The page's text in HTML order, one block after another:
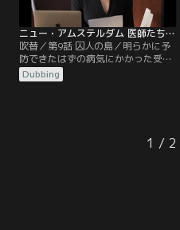
ニュー・アムステルダム 医師たちのカルテ シーズン2 第09話／吹替
吹替／第9話 囚人の島／明らかに予
防できたはずの病気にかかった受刑
者が運び込まれ、マックス、シャー
プ、そしてイギーは直接その発生
Dubbing
1